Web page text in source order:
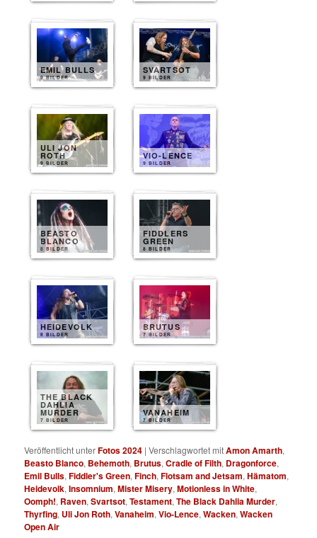
EMIL BULLS
9 BILDER
SVARTSOT
9 BILDER
ULI JON
ROTH
9 BILDER
VIO-LENCE
9 BILDER
BEASTO
BLANCO
8 BILDER
FIDDLERS
GREEN
8 BILDER
HEIDEVOLK
8 BILDER
BRUTUS
7 BILDER
THE BLACK
DAHLIA
MURDER
7 BILDER
VANAHEIM
7 BILDER
Veröffentlicht unterFotos 2024 |Verschlagwortet mitAmon Amarth
Beasto Blanco Behemoth Brutus ,Cradle of Filth Dragonforce
Emil Bulls ,Fiddler's Green ,Finch ,Flotsam and Jetsam ,Hämatom
Heidevolk ,Insomnium ,Mister Misery ,Motionless in White
Oomph! Raven ,Svartsot ,Testament ,The Black Dahlia Murder
Thyrfing Uli Jon Roth ,Vanaheim ,Vio-Lence ,Wacken ,Wacken
Open Air